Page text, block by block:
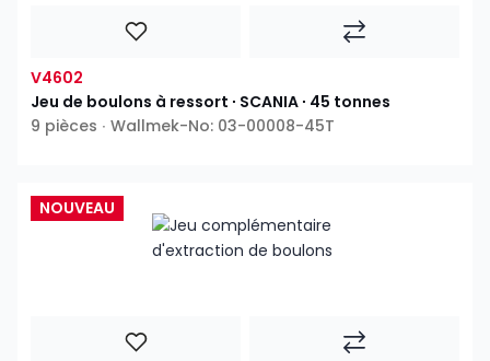
V4602
Jeu de boulons à ressort ∙ SCANIA ∙ 45 tonnes
9 pièces ∙ Wallmek-No: 03-00008-45T
NOUVEAU